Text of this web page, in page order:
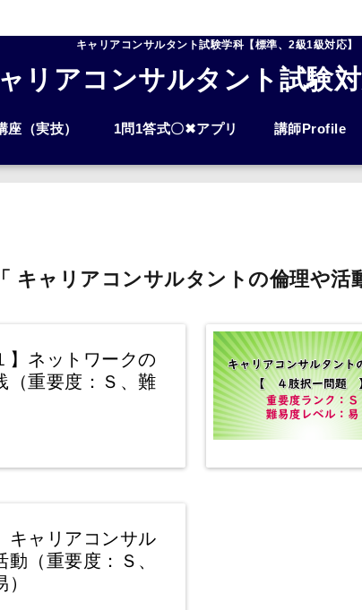
キャリアコンサルタント試験学科【標準、2級1級対応】
リアコンサルタント試験
（実技） 1問1答式〇✖アプリ 講師Profile
「 キャリアコンサルタントの倫理や活
】ネットワークの
（重要度：Ｓ、難
キャリアコンサル
動（重要度：Ｓ、